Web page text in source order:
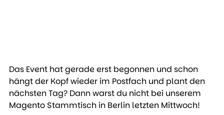
Das Event hat gerade erst begonnen und schon
hängt der Kopf wieder im Postfach und plant den
nächsten Tag? Dann warst du nicht bei unserem
Magento Stammtisch in Berlin letzten Mittwoch!